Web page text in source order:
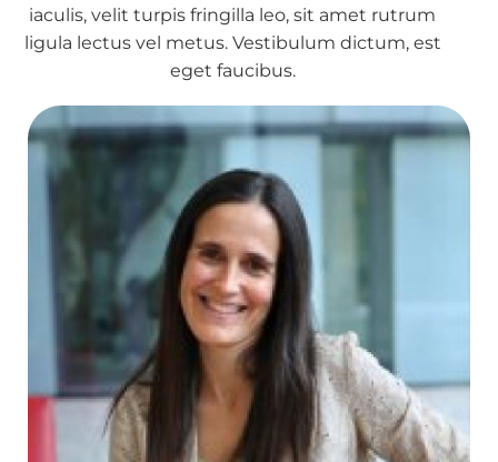
iaculis, velit turpis fringilla leo, sit amet rutrum
ligula lectus vel metus. Vestibulum dictum, est
eget faucibus.